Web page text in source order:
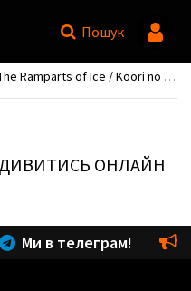
Пошук
Ramparts of Ice / Koori no Jouheki
ДИВИТИСЬ ОНЛАЙН
Ми в телеграм!